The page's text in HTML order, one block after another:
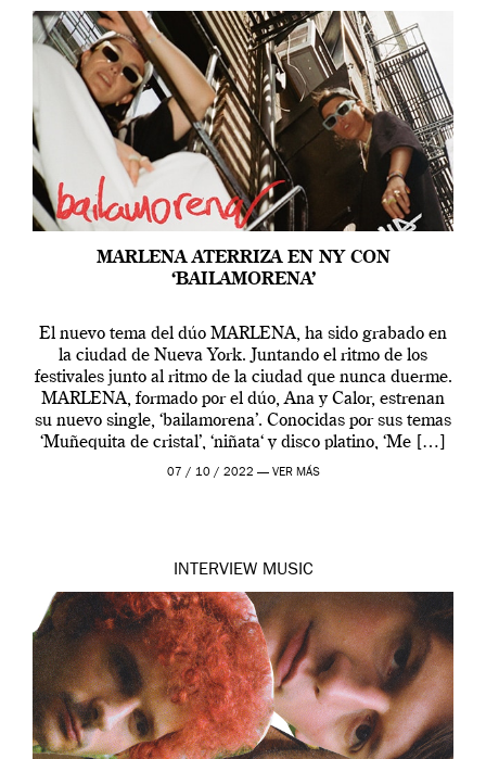
MARLENA ATERRIZA EN NY CON
‘BAILAMORENA’
El nuevo tema del dúo MARLENA, ha sido grabado en
la ciudad de Nueva York. Juntando el ritmo de los
festivales junto al ritmo de la ciudad que nunca duerme.
MARLENA, formado por el dúo, Ana y Calor, estrenan
su nuevo single, ‘bailamorena’. Conocidas por sus temas
‘Muñequita de cristal’, ‘niñata‘ y disco platino, ‘Me […]
07 / 10 / 2022 — VER MÁS
INTERVIEW MUSIC